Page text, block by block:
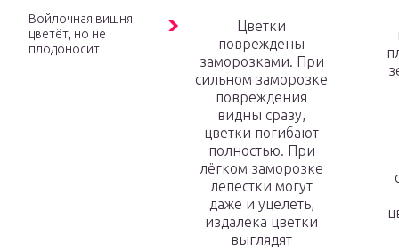
Войлочная вишня
цветёт, но не
плодоносит
Цветки
повреждены
заморозками. При
сильном заморозке
повреждения
видны сразу,
цветки погибают
полностью. При
лёгком заморозке
лепестки могут
даже и уцелеть,
издалека цветки
выглядят